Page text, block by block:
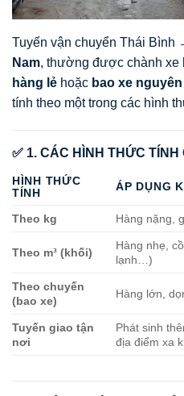
Tuyến vận chuyển Thái Bình
Nam, thường được chành xe
hàng lẻ hoặc bao xe
tính theo một trong các hình
✅ 1. CÁC HÌNH THỨC
HÌNH THỨC
TÍNH
ÁP DỤNG
Theo kg Hàng nặng,
Theo m³ (khối)
Hàng nhẹ,
lạnh…)
Theo chuyến
(bao xe)
Hàng lớn,
Tuyến giao tận
nơi
Phát sinh
địa điểm xa